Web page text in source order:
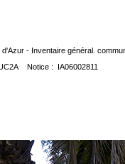
- Inventaire général.
Notice : IA06002811